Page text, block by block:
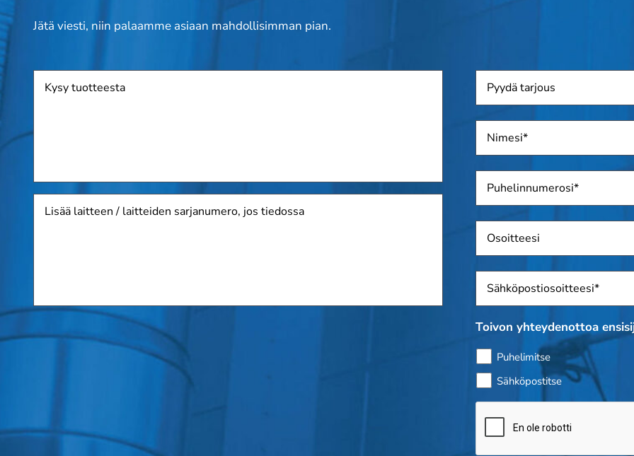
Jätä viesti, niin palaamme asiaan mahdollisimman pian.
laitteen
tarjous
Nimi *
Puhelin *
Osoite
Sposti *
Toivon yhteydenottoa
Puhelimitse
Sähköpostitse